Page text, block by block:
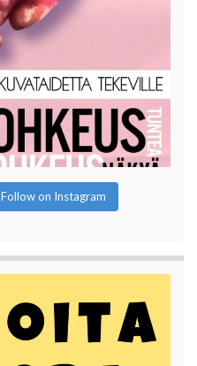
Follow on Instagram